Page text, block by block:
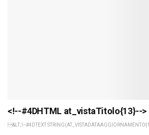
<!--#4DHTML at_vistaTitolo{13}-->
&LT;!--#4DTEXT